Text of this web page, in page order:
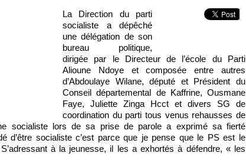
La Direction du parti
socialiste a dépêché
une délégation de son
bureau politique,
dirigée par le Directeur de l’école du Parti
Alioune Ndoye et composée entre autres
d’Abdoulaye Wilane, député et Président du
Conseil départemental de Kaffrine, Ousmane
Faye, Juliette Zinga Hcct et divers SG de
coordination du parti tous venus rehausses de
socialiste lors de sa prise de parole a exprimé sa fierté
d’être socialiste c’est parce que je pense que le PS est le
à la jeunesse, il les a exhortés à défendre, « les